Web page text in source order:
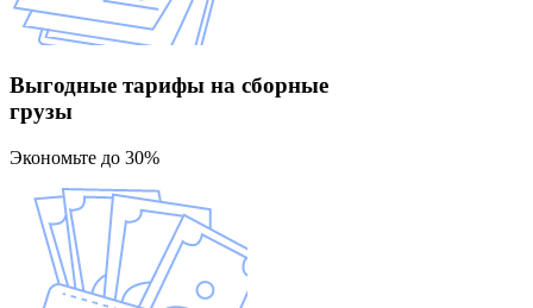
Выгодные тарифы на сборные
грузы
Экономьте до 30%